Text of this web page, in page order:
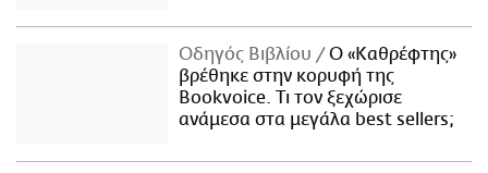
Οδηγός Βιβλίου
Ο «Καθρέφτης»
βρέθηκε στην κορυφή της
Bookvoice. Τι τον ξεχώρισε
ανάμεσα στα μεγάλα best sellers;